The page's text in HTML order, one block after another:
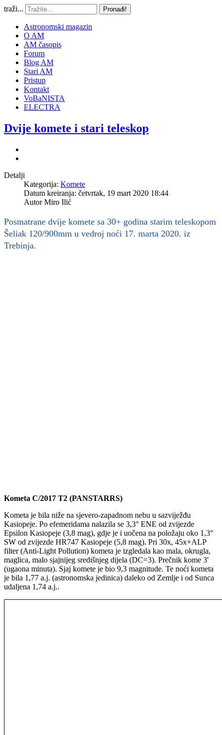
traži... Pronađi!
Astronomski magazin
O AM
AM časopis
Forum
Blog AM
Stari AM
Pristup
Kontakt
VoBaNISTA
ELECTRA
Dvije komete i stari teleskop
Detalji
Kategorija: Komete
Datum kreiranja: četvrtak, 19 mart 2020 18:44
AutorMiro Ilić
Posmatrane dvije komete sa 30+ godina starim teleskopom
Šeliak 120/900mm u vedroj noći 17. marta 2020. iz
Trebinja.
Kometa C/2017 T2 (PANSTARRS)
Kometa je bila niže na sjevero-zapadnom nebu u sazviježđu
Kasiopeje. Po efemeridama nalazila se 3,3° ENE od zvijezde
Epsilon Kasiopeje (3,8 mag), gdje je i uočena na položaju oko 1,3°
SW od zvijezde HR747 Kasiopeje (5,8 mag). Pri 30x, 45x+ALP
filter (Anti-Light Pollution) kometa je izgledala kao mala, okrugla,
maglica, malo sjajnijeg središnjeg dijela (DC=3). Prečnik kome 3'
(ugaona minuta). Sjaj komete je bio 9,3 magnitude. Te noći kometa
je bila 1,77 a.j. (astronomska jedinica) daleko od Zemlje i od Sunca
udaljena 1,74 a.j..